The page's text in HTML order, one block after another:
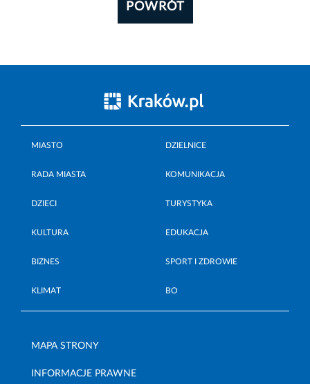
POWRÓT
MIASTO DZIELNICE
RADA MIASTA KOMUNIKACJA
DZIECI TURYSTYKA
KULTURA EDUKACJA
BIZNES SPORT I ZDROWIE
KLIMAT BO
MAPA STRONY
INFORMACJE PRAWNE